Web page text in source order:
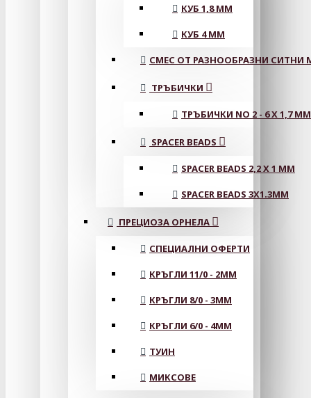
КУБ 1,8 ММ
КУБ 4 ММ
СМЕС ОТ РАЗНООБРАЗНИ СИТНИ
ТРЪБИЧКИ
ТРЪБИЧКИ NO 2 - 6 X 1,7 MM
SPACER BEADS
SPACER BEADS 2,2 X 1 MM
SPACER BEADS 3X1.3MM
ПРЕЦИОЗА ОРНЕЛА
СПЕЦИАЛНИ ОФЕРТИ
КРЪГЛИ 11/0 - 2MM
КРЪГЛИ 8/0 - 3MM
КРЪГЛИ 6/0 - 4MM
ТУИН
МИКСОВЕ